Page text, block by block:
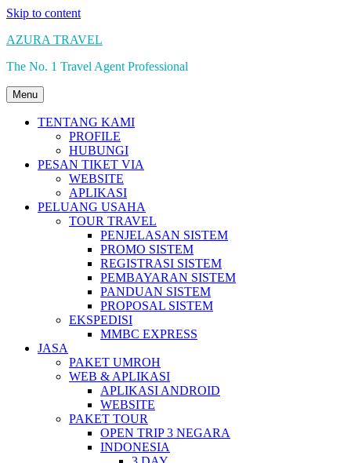
Skip to content
AZURA TRAVEL
The No. 1 Travel Agent Professional
Menu
TENTANG KAMI
PROFILE
HUBUNGI
PESAN TIKET VIA
WEBSITE
APLIKASI
PELUANG USAHA
TOUR TRAVEL
PENJELASAN SISTEM
PROMO SISTEM
REGISTRASI SISTEM
PEMBAYARAN SISTEM
PANDUAN SISTEM
PROPOSAL SISTEM
EKSPEDISI
MMBC EXPRESS
JASA
PAKET UMROH
WEB & APLIKASI
APLIKASI ANDROID
WEBSITE
PAKET TOUR
OPEN TRIP 3 NEGARA
INDONESIA